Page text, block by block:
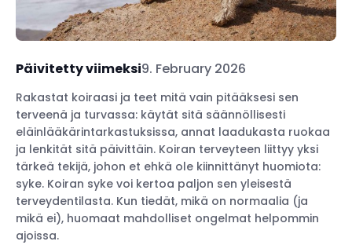
Päivitetty viimeksi9. February 2026
Rakastat koiraasi ja teet mitä vain pitääksesi sen
terveenä ja turvassa: käytät sitä säännöllisesti
eläinlääkärintarkastuksissa, annat laadukasta ruokaa
ja lenkität sitä päivittäin. Koiran terveyteen liittyy yksi
tärkeä tekijä, johon et ehkä ole kiinnittänyt huomiota:
syke. Koiran syke voi kertoa paljon sen yleisestä
terveydentilasta. Kun tiedät, mikä on normaalia (ja
mikä ei), huomaat mahdolliset ongelmat helpommin
ajoissa.